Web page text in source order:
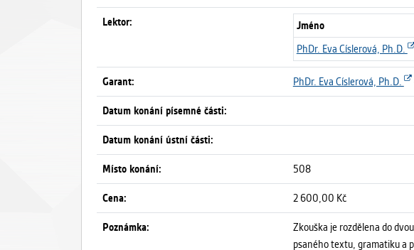
Lektor: Jméno
PhDr. Eva Císlerová, Ph.D.
Garant: PhDr. Eva Císlerová, Ph.D.
Datum konání písemné části:
Datum konání ústní části:
Místo konání: 508
Cena: 2 600,00 Kč
Poznámka:
Zkouška je rozdělena do
psaného textu, gramatiku a